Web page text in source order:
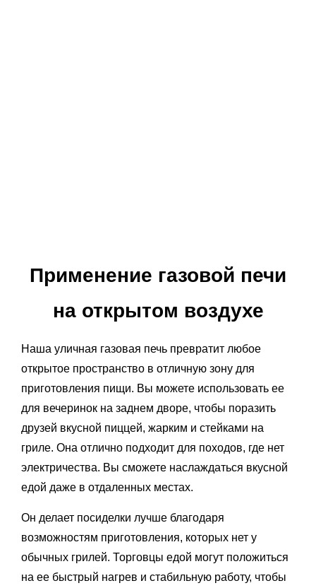
Применение газовой печи
на открытом воздухе
Наша уличная газовая печь превратит любое
открытое пространство в отличную зону для
приготовления пищи. Вы можете использовать ее
для вечеринок на заднем дворе, чтобы поразить
друзей вкусной пиццей, жарким и стейками на
гриле. Она отлично подходит для походов, где нет
электричества. Вы сможете наслаждаться вкусной
едой даже в отдаленных местах.
Он делает посиделки лучше благодаря
возможностям приготовления, которых нет у
обычных грилей. Торговцы едой могут положиться
на ее быстрый нагрев и стабильную работу, чтобы